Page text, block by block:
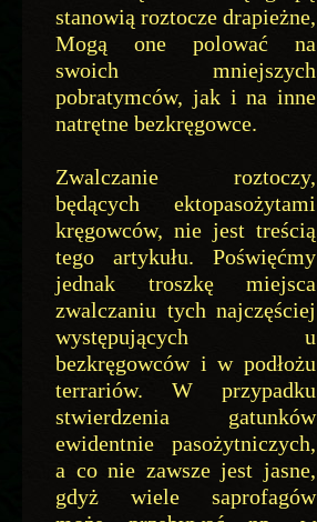
stanowią roztocze drapieżne,
Mogą one polować na
swoich mniejszych
pobratymców, jak i na inne
natrętne bezkręgowce.
Zwalczanie roztoczy,
będących ektopasożytami
kręgowców, nie jest treścią
tego artykułu. Poświęćmy
jednak troszkę miejsca
zwalczaniu tych najczęściej
występujących u
bezkręgowców i w podłożu
terrariów. W przypadku
stwierdzenia gatunków
ewidentnie pasożytniczych,
a co nie zawsze jest jasne,
gdyż wiele saprofagów